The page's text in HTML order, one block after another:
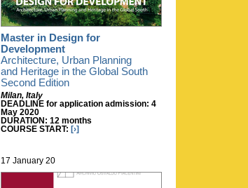
Master in Design for
Development
Architecture, Urban Planning
and Heritage in the Global South
Second Edition
Milan, Italy
DEADLINE for application admission: 4
May 2020
DURATION: 12 months
COURSE START: [›]
17 January 20